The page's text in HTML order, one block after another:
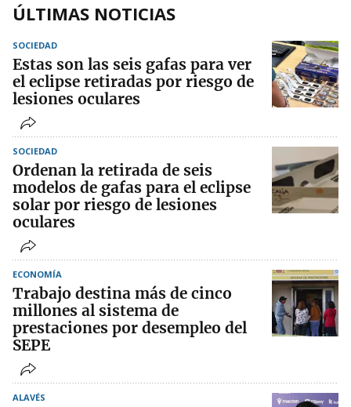
ÚLTIMAS NOTICIAS
SOCIEDAD
Estas son las seis gafas para ver
el eclipse retiradas por riesgo de
lesiones oculares
SOCIEDAD
Ordenan la retirada de seis
modelos de gafas para el eclipse
solar por riesgo de lesiones
oculares
ECONOMÍA
Trabajo destina más de cinco
millones al sistema de
prestaciones por desempleo del
SEPE
ALAVÉS